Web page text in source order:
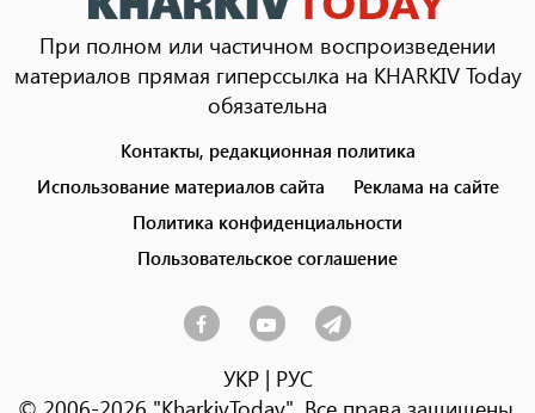
При полном или частичном воспроизведении
материалов прямая гиперссылка на KHARKIV Today
обязательна
menu
Контакты, редакционная политика
Использование материалов сайта
Реклама на сайте
Политика конфиденциальности
Пользовательское соглашение
УКР| РУС